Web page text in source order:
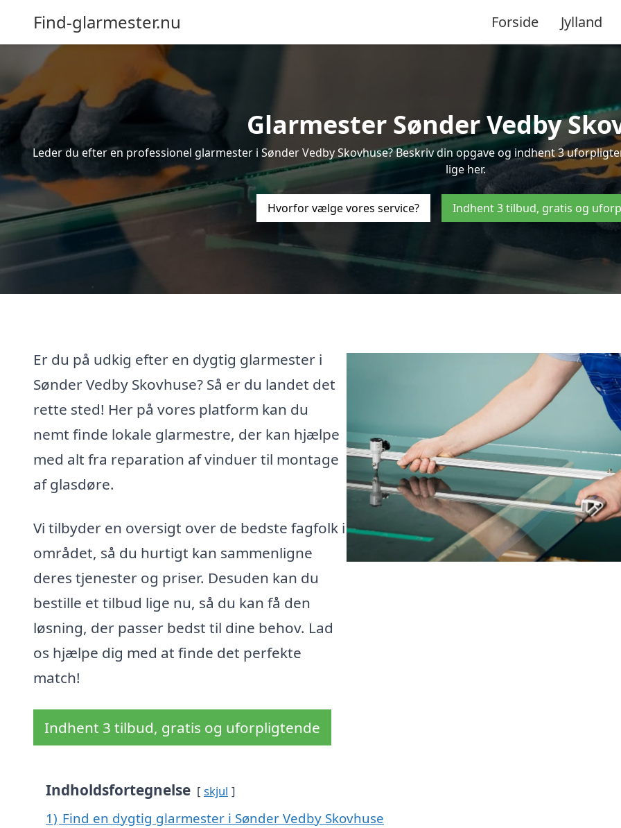
Find-glarmester.nu Forside Jylland
Glarmester Sønder Vedby
Leder du efter en professionel glarmester i Sønder Vedby Skovhuse? Beskriv din opgave og indhent 3
lige her.
Hvorfor vælge vores service? Indhent 3 tilbud, gratis og
Er du på udkig efter en dygtig glarmester i
Sønder Vedby Skovhuse? Så er du landet det
rette sted! Her på vores platform kan du
nemt finde lokale glarmestre, der kan hjælpe
med alt fra reparation af vinduer til montage
af glasdøre.
Vi tilbyder en oversigt over de bedste fagfolk i
området, så du hurtigt kan sammenligne
deres tjenester og priser. Desuden kan du
bestille et tilbud lige nu, så du kan få den
løsning, der passer bedst til dine behov. Lad
os hjælpe dig med at finde det perfekte
match!
Indhent 3 tilbud, gratis og uforpligtende
Indholdsfortegnelse skjul
1) Find en dygtig glarmester i Sønder Vedby Skovhuse